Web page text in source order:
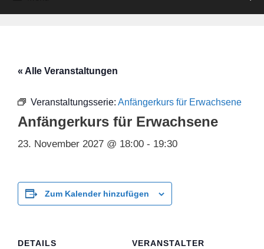
« Alle Veranstaltungen
Veranstaltungsserie: Anfängerkurs für Erwachsene
Anfängerkurs für Erwachsene
23. November 2027 @ 18:00 - 19:30
Zum Kalender hinzufügen
DETAILS
VERANSTALTER